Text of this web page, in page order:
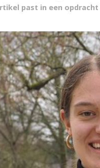
past in een opdracht